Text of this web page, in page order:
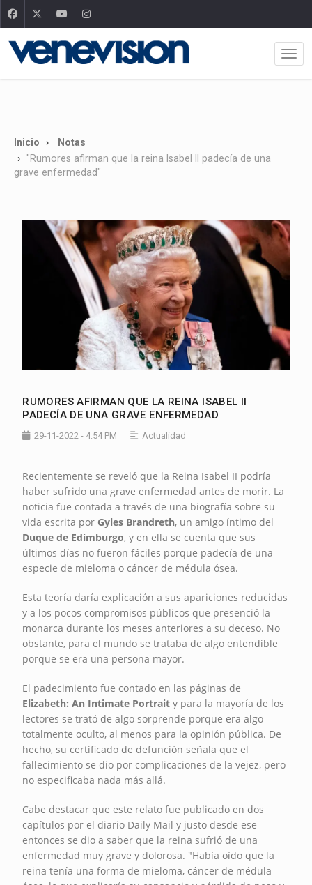
Inicio
Notas
"Rumores afirman que la reina Isabel II padecía de una
grave enfermedad"
RUMORES AFIRMAN QUE LA REINA ISABEL II
PADECÍA DE UNA GRAVE ENFERMEDAD
29-11-2022 - 4:54 PM Actualidad
Recientemente se reveló que la Reina Isabel II podría
haber sufrido una grave enfermedad antes de morir. La
noticia fue contada a través de una biografía sobre su
vida escrita por Gyles Brandreth, un amigo íntimo del
Duque de Edimburgo, y en ella se cuenta que sus
últimos días no fueron fáciles porque padecía de una
especie de mieloma o cáncer de médula ósea.
Esta teoría daría explicación a sus apariciones reducidas
y a los pocos compromisos públicos que presenció la
monarca durante los meses anteriores a su deceso. No
obstante, para el mundo se trataba de algo entendible
porque se era una persona mayor.
El padecimiento fue contado en las páginas de
Elizabeth: An Intimate Portraity para la mayoría de los
lectores se trató de algo sorprende porque era algo
totalmente oculto, al menos para la opinión pública. De
hecho, su certificado de defunción señala que el
fallecimiento se dio por complicaciones de la vejez, pero
no especificaba nada más allá.
Cabe destacar que este relato fue publicado en dos
capítulos por el diario Daily Mail y justo desde ese
entonces se dio a saber que la reina sufrió de una
enfermedad muy grave y dolorosa. "Había oído que la
reina tenía una forma de mieloma, cáncer de médula